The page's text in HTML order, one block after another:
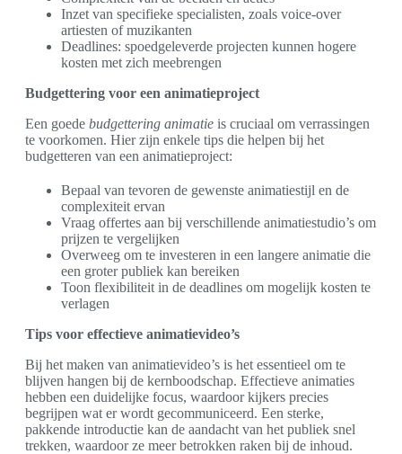
Inzet van specifieke specialisten, zoals voice-over
artiesten of muzikanten
Deadlines: spoedgeleverde projecten kunnen hogere
kosten met zich meebrengen
Budgettering voor een animatieproject
Een goede budgettering animatie is cruciaal om verrassingen
te voorkomen. Hier zijn enkele tips die helpen bij het
budgetteren van een animatieproject:
Bepaal van tevoren de gewenste animatiestijl en de
complexiteit ervan
Vraag offertes aan bij verschillende animatiestudio’s om
prijzen te vergelijken
Overweeg om te investeren in een langere animatie die
een groter publiek kan bereiken
Toon flexibiliteit in de deadlines om mogelijk kosten te
verlagen
Tips voor effectieve animatievideo’s
Bij het maken van animatievideo’s is het essentieel om te
blijven hangen bij de kernboodschap. Effectieve animaties
hebben een duidelijke focus, waardoor kijkers precies
begrijpen wat er wordt gecommuniceerd. Een sterke,
pakkende introductie kan de aandacht van het publiek snel
trekken, waardoor ze meer betrokken raken bij de inhoud.